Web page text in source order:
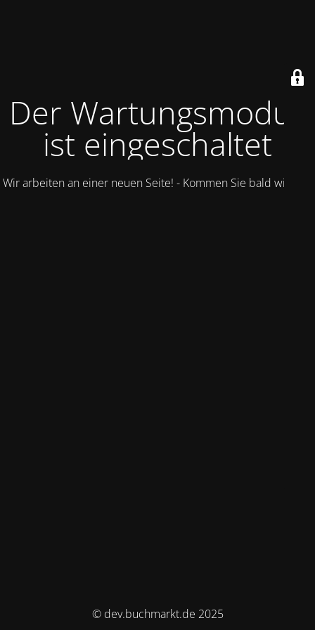
Der Wartungsmodus
ist eingeschaltet
Wir arbeiten an einer neuen Seite! - Kommen Sie bald wieder.
© dev.buchmarkt.de 2025